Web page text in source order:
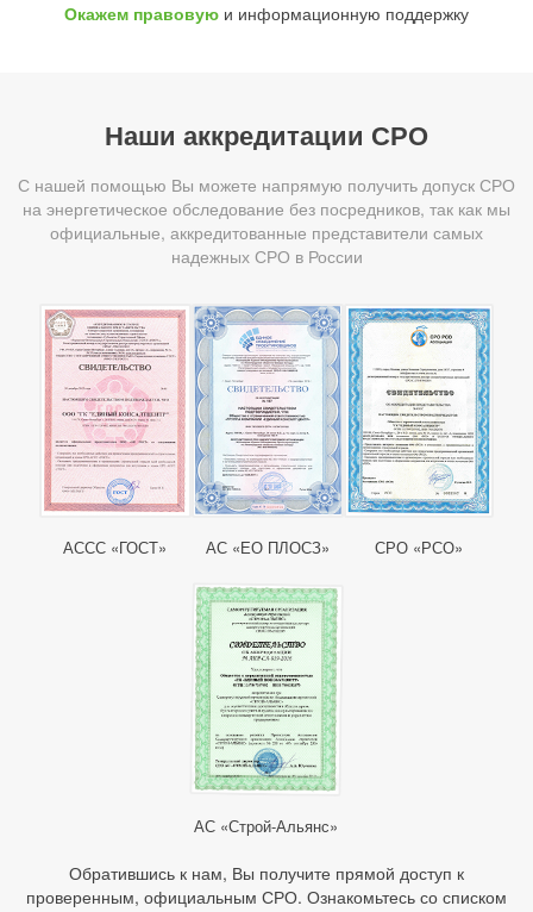
Окажем правовую и информационную поддержку
Наши аккредитации СРО
С нашей помощью Вы можете напрямую получить допуск СРО
на энергетическое обследование без посредников, так как мы
официальные, аккредитованные представители самых
надежных СРО в России
АССС «ГОСТ» АС «ЕО ПЛОСЗ» СРО «РСО»
АС «Строй-Альянс»
Обратившись к нам, Вы получите прямой доступ к
проверенным, официальным СРО. Ознакомьтесь со списком